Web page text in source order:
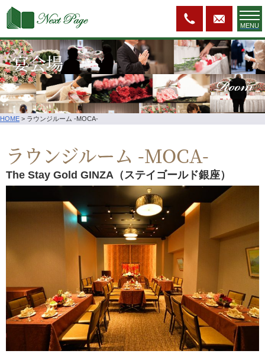
MENU
宴会場 Room
HOME > ラウンジルーム -MOCA-
ラウンジルーム -MOCA-
The Stay Gold GINZA（ステイゴールド銀座）